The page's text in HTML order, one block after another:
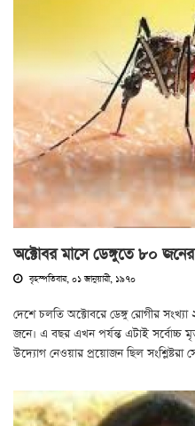
অক্টোবর মাসে ডেঙ্গুতে ৮০
বৃহস্পতিবার, ০১ জানুয়ারী, ১৯৭০
দেশে চলতি অক্টোবরে ডেঙ্গু রোগীর
জনে। এ বছর এখন পর্যন্ত এটাই সর্বোচ্চ
উদ্যোগ নেওয়ার প্রয়োজন ছিল সংশ্লিষ্টরা